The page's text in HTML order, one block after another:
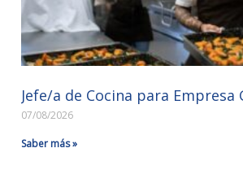
Jefe/a de Cocina para
07/08/2026
Saber más »